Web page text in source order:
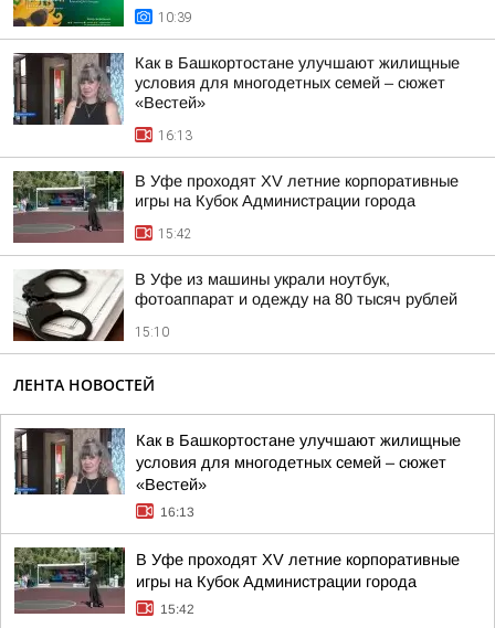
10:39
Как в Башкортостане улучшают жилищные
условия для многодетных семей – сюжет
«Вестей»
16:13
В Уфе проходят XV летние корпоративные
игры на Кубок Администрации города
15:42
В Уфе из машины украли ноутбук,
фотоаппарат и одежду на 80 тысяч рублей
15:10
ЛЕНТА НОВОСТЕЙ
Как в Башкортостане улучшают жилищные
условия для многодетных семей – сюжет
«Вестей»
16:13
В Уфе проходят XV летние корпоративные
игры на Кубок Администрации города
15:42